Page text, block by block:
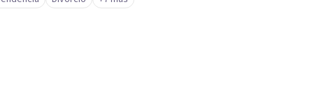
para encontrar las herramientas adecuadas para superar